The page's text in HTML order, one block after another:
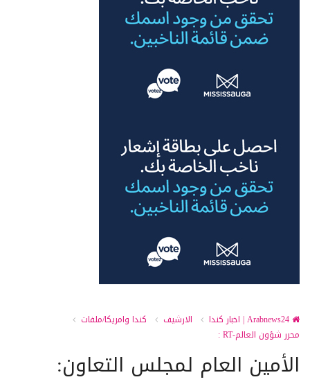
الارشيف
كندا وامريكا/ملفات
محرر شؤون العالم-RT :
الأمين العام لمجلس التعاون: